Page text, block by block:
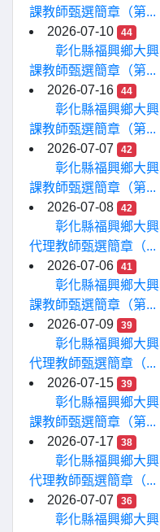
課教師甄選簡章（第...
2026-07-10
44
彰化縣福興鄉大
課教師甄選簡章（第...
2026-07-16
44
彰化縣福興鄉大
課教師甄選簡章（第...
2026-07-07
42
彰化縣福興鄉大
課教師甄選簡章（第...
2026-07-08
42
彰化縣福興鄉大
代理教師甄選簡章（...
2026-07-06
41
彰化縣福興鄉大
課教師甄選簡章（第...
2026-07-09
39
彰化縣福興鄉大
代理教師甄選簡章（...
2026-07-15
39
彰化縣福興鄉大
課教師甄選簡章（第...
2026-07-17
38
彰化縣福興鄉大
代理教師甄選簡章（...
2026-07-07
36
彰化縣福興鄉大